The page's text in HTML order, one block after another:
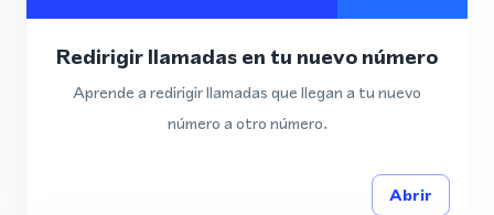
Redirigir llamadas en tu nuevo número
Aprende a redirigir llamadas que llegan a tu nuevo
número a otro número.
Abrir